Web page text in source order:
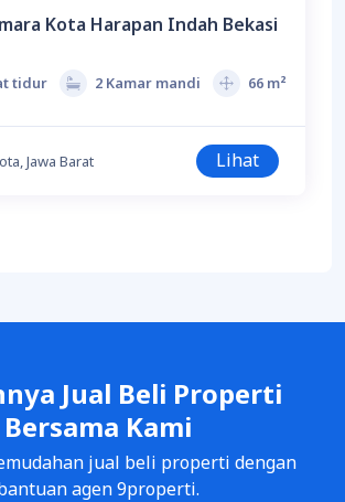
Kota Harapan Indah Bekasi
tidur 2 Kamar mandi 66 m²
Jawa Barat Lihat
Jual Beli Properti
Bersama Kami
jual beli properti dengan
agen 9properti.